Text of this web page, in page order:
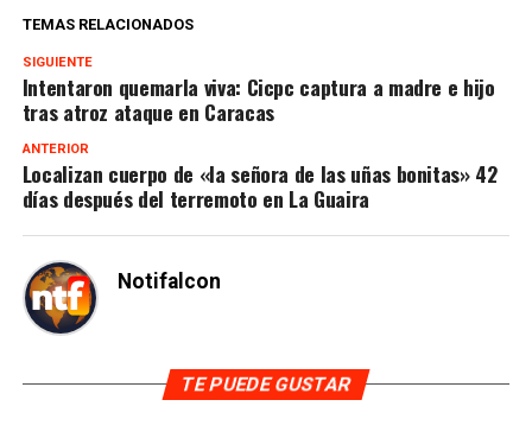
TEMAS RELACIONADOS
SIGUIENTE
Intentaron quemarla viva: Cicpc captura a madre e hijo
tras atroz ataque en Caracas
ANTERIOR
Localizan cuerpo de «la señora de las uñas bonitas» 42
días después del terremoto en La Guaira
Notifalcon
TE PUEDE GUSTAR